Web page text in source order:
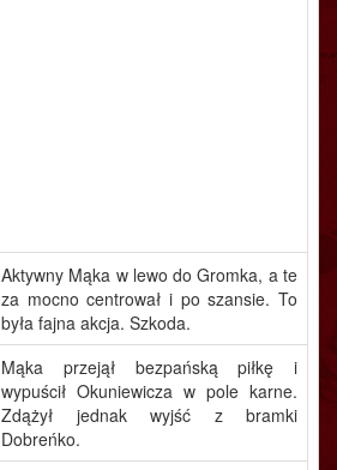
Aktywny Mąka w lewo do Gromka, a te
za mocno centrował i po szansie. To
była fajna akcja. Szkoda.
Mąka przejął bezpańską piłkę i
wypuścił Okuniewicza w pole karne.
Zdążył jednak wyjść z bramki
Dobreńko.